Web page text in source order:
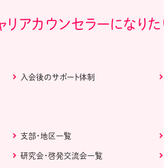
リアカウンセラーになり
入会後のサポート体制
支部・地区一覧
研究会・啓発交流会一覧